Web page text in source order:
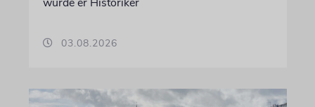
03.08.2026